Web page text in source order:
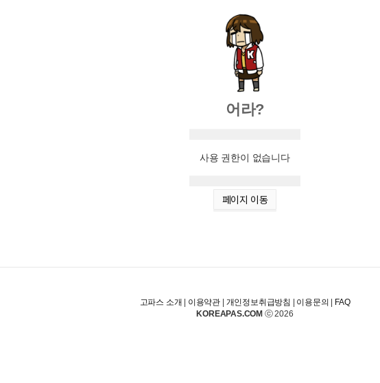
어라?
사용 권한이 없습니다
페이지 이동
고파스 소개 이용약관 개인정보취급방침 이용문의
FAQ
KOREAPAS.COM ⓒ 2026